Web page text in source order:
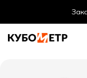
Оптовые